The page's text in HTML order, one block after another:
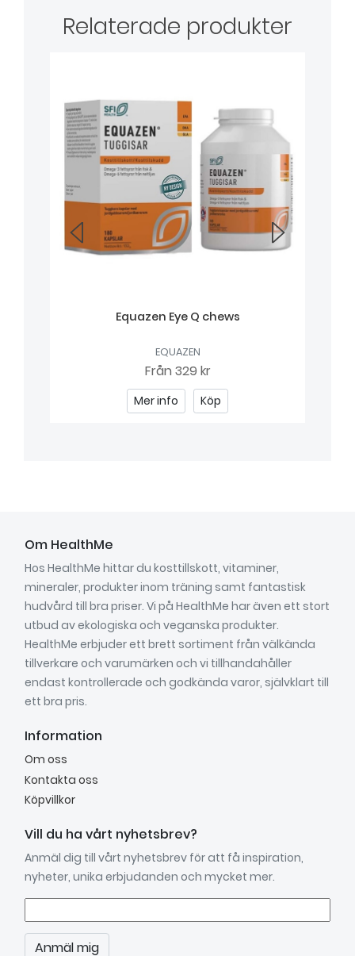
Relaterade produkter
Equazen Eye Q chews
EQUAZEN
Från 329 kr
Mer info Köp
Om HealthMe
Hos HealthMe hittar du kosttillskott, vitaminer,
mineraler, produkter inom träning samt fantastisk
hudvård till bra priser. Vi på HealthMe har även ett stort
utbud av ekologiska och veganska produkter.
HealthMe erbjuder ett brett sortiment från välkända
tillverkare och varumärken och vi tillhandahåller
endast kontrollerade och godkända varor, självklart till
ett bra pris.
Information
Om oss
Kontakta oss
Köpvillkor
Vill du ha vårt nyhetsbrev?
Anmäl dig till vårt nyhetsbrev för att få inspiration,
nyheter, unika erbjudanden och mycket mer.
Anmäl mig